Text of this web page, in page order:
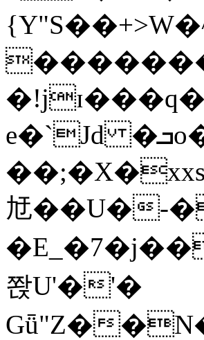
e�`Jd �ܒo��m��1��d|
㝼��U�-
쫝U'�'�
Gǖ"Z�